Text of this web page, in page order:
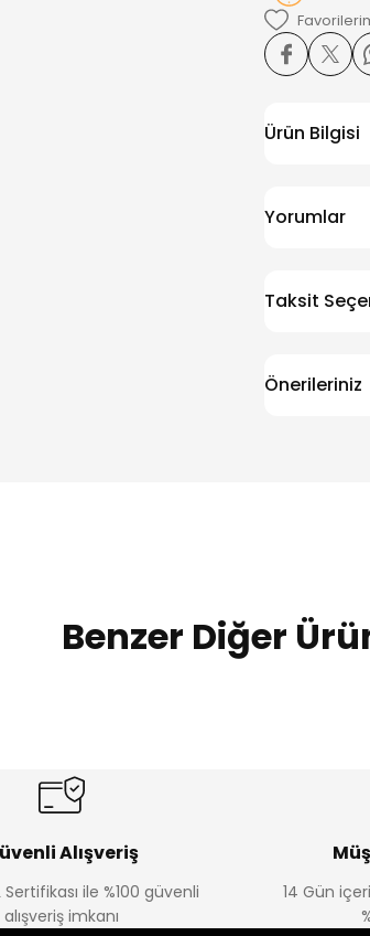
Ürün Bilgisi
Yorumlar
Taksit
Önerileriniz
Benzer Diğer
%30
Alışveriş
Sertifikası ile %100 güvenli
alışveriş imkanı
14 Gün